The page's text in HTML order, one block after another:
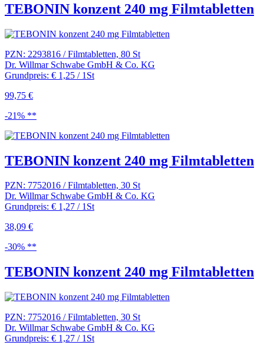
TEBONIN konzent 240 mg Filmtabletten
PZN: 2293816 / Filmtabletten, 80 St
Dr. Willmar Schwabe GmbH & Co. KG
Grundpreis: € 1,25 / 1St
99,75 €
-21% **
TEBONIN konzent 240 mg Filmtabletten
PZN: 7752016 / Filmtabletten, 30 St
Dr. Willmar Schwabe GmbH & Co. KG
Grundpreis: € 1,27 / 1St
38,09 €
-30% **
TEBONIN konzent 240 mg Filmtabletten
PZN: 7752016 / Filmtabletten, 30 St
Dr. Willmar Schwabe GmbH & Co. KG
Grundpreis: € 1,27 / 1St